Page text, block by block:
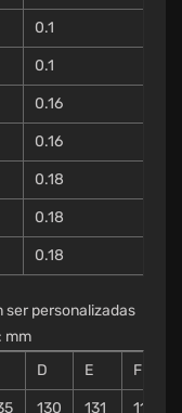
0.1
0.1
0.16
0.16
0.18
0.18
0.18
ser personalizadas
mm
D E F
130 131 11